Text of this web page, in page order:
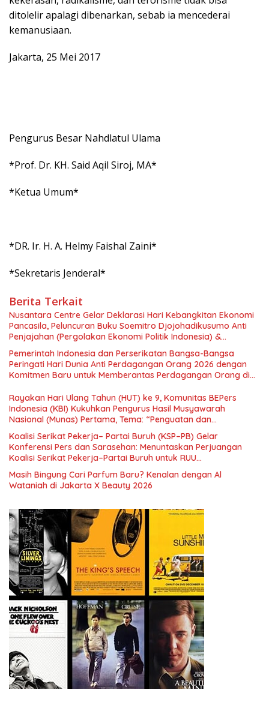
ditolelir apalagi dibenarkan, sebab ia mencederai
kemanusiaan.
Jakarta, 25 Mei 2017
Pengurus Besar Nahdlatul Ulama
*Prof. Dr. KH. Said Aqil Siroj, MA*
*Ketua Umum*
*DR. Ir. H. A. Helmy Faishal Zaini*
*Sekretaris Jenderal*
Berita Terkait
Nusantara Centre Gelar Deklarasi Hari Kebangkitan Ekonomi
Pancasila, Peluncuran Buku Soemitro Djojohadikusumo Anti
Penjajahan (Pergolakan Ekonomi Politik Indonesia) &
Simposium Nasional “Urgensi Undang-Undang Perekonomian
Nasional dan Kesejahteraan Sosial dalam Menata Bangsa
Menuju Indonesia Emas 2045”,
Pemerintah Indonesia dan Perserikatan Bangsa-Bangsa
Peringati Hari Dunia Anti Perdagangan Orang 2026 dengan
Komitmen Baru untuk Memberantas Perdagangan Orang di
Rayakan Hari Ulang Tahun (HUT) ke 9, Komunitas BEPers
Indonesia (KBI) Kukuhkan Pengurus Hasil Musyawarah
Nasional (Munas) Pertama, Tema: “Penguatan dan
Pengembangan Organisasi KBI yang Berbasis Riset di seluruh
Indonesia dan Mancanegara”.
Koalisi Serikat Pekerja– Partai Buruh (KSP–PB) Gelar
Konferensi Pers dan Sarasehan: Menuntaskan Perjuangan
Koalisi Serikat Pekerja–Partai Buruh untuk RUU
Ketenagakerjaan Baru.
Masih Bingung Cari Parfum Baru? Kenalan dengan Al
Wataniah di Jakarta X Beauty 2026